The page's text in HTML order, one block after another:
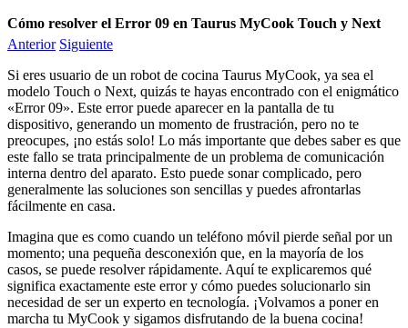
Cómo resolver el Error 09 en Taurus MyCook Touch y Next
Anterior Siguiente
Si eres usuario de un robot de cocina Taurus MyCook, ya sea el
modelo Touch o Next, quizás te hayas encontrado con el enigmático
«Error 09». Este error puede aparecer en la pantalla de tu
dispositivo, generando un momento de frustración, pero no te
preocupes, ¡no estás solo! Lo más importante que debes saber es que
este fallo se trata principalmente de un problema de comunicación
interna dentro del aparato. Esto puede sonar complicado, pero
generalmente las soluciones son sencillas y puedes afrontarlas
fácilmente en casa.
Imagina que es como cuando un teléfono móvil pierde señal por un
momento; una pequeña desconexión que, en la mayoría de los
casos, se puede resolver rápidamente. Aquí te explicaremos qué
significa exactamente este error y cómo puedes solucionarlo sin
necesidad de ser un experto en tecnología. ¡Volvamos a poner en
marcha tu MyCook y sigamos disfrutando de la buena cocina!